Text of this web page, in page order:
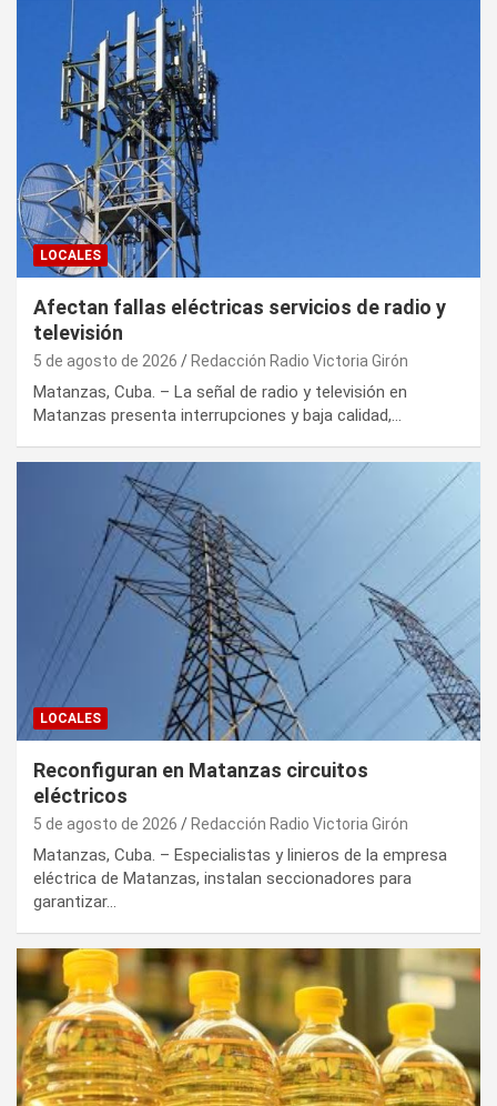
LOCALES
Afectan fallas eléctricas servicios de radio y
televisión
5 de agosto de 2026 Redacción Radio Victoria Girón
Matanzas, Cuba. – La señal de radio y televisión en
Matanzas presenta interrupciones y baja calidad,…
LOCALES
Reconfiguran en Matanzas circuitos
eléctricos
5 de agosto de 2026 Redacción Radio Victoria Girón
Matanzas, Cuba. – Especialistas y linieros de la empresa
eléctrica de Matanzas, instalan seccionadores para
garantizar…